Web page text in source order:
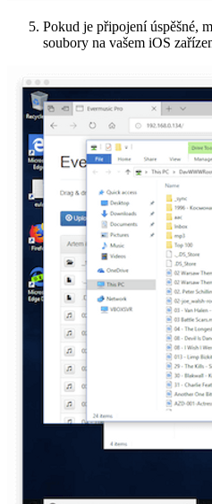
Pokud je připojení úspěšné,
soubory na vašem iOS